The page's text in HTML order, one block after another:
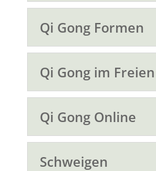
Qi Gong Formen
Qi Gong im Freien
Qi Gong Online
Schweigen